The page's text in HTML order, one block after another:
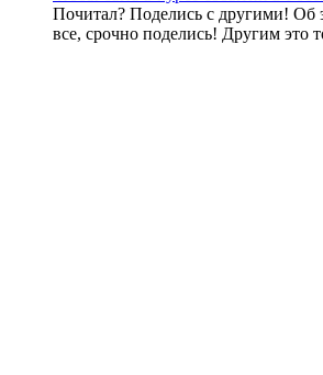
Почитал? Поделись с другими! Об
все, срочно поделись! Другим это